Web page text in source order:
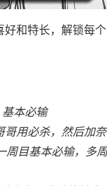
和特长，解锁每
本必输
用必杀，然后加
目基本必输，多